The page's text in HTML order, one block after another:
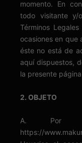
momento. En
todo visitante y/
Términos
ocasiones en que
éste no está de
aquí dispuestos,
la presente
2. OBJETO
A. Por
https://